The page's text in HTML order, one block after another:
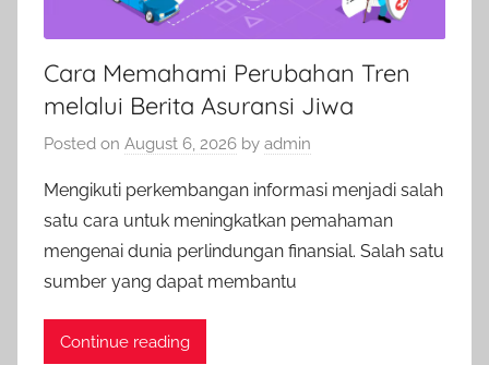
Cara Memahami Perubahan Tren
melalui Berita Asuransi Jiwa
Posted on August 6, 2026 by admin
Mengikuti perkembangan informasi menjadi salah
satu cara untuk meningkatkan pemahaman
mengenai dunia perlindungan finansial. Salah satu
sumber yang dapat membantu
Continue reading